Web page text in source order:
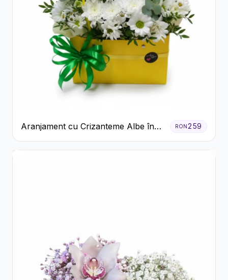
Aranjament cu Crizanteme Albe în
Cutie Galbenă
RON259